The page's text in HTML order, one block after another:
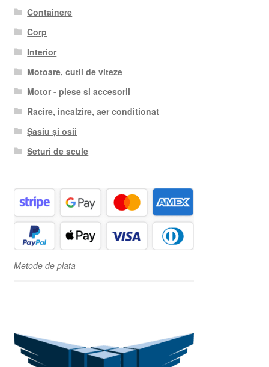
Containere
Corp
Interior
Motoare, cutii de viteze
Motor - piese si accesorii
Racire, incalzire, aer conditionat
Șasiu și osii
Seturi de scule
Metode de plata